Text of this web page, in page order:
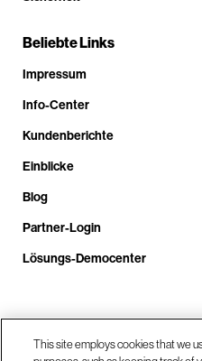
Beliebte Links
Impressum
Info-Center
Kundenberichte
Einblicke
Blog
Partner-Login
Lösungs-Democenter
This site employs cookies that we